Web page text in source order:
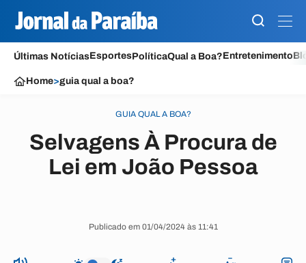
Últimas NotíciasEsportesPolíticaQual a Boa?Entretenimento
Home>guia qual a boa?
GUIA QUAL A BOA?
Selvagens À Procura de
Lei em João Pessoa
Publicado em 01/04/2024 às 11:41